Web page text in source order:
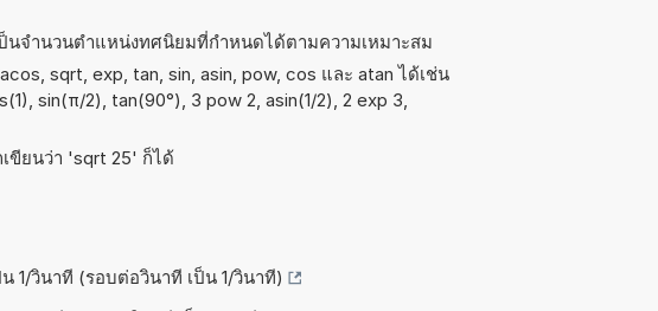
นจำนวนตำแหน่งทศนิยมที่กำหนดได้ตามความเหมาะสม
sqrt, exp, tan, sin, asin, pow, cos และ atan ได้เช่น
sin(π/2), tan(90°), 3 pow 2, asin(1/2), 2 exp 3,
ขียนว่า 'sqrt 25' ก็ได้
1/วินาที (รอบต่อวินาที เป็น 1/วินาที)